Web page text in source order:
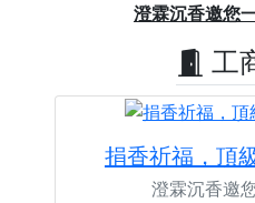
澄霖沉香邀您
工
捐香祈福，頂
澄霖沉香邀